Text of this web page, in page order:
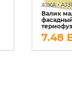
AJKA•
Валик
7.48